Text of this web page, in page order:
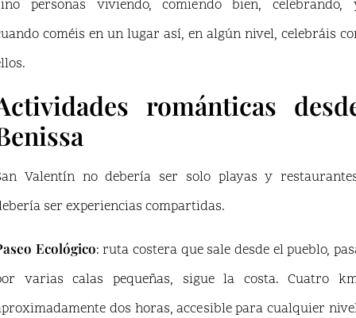
personas viviendo, comiendo bien, celebrando,
coméis en un lugar así, en algún nivel, celebráis
románticas
Valentín no debería ser solo playas y
ser experiencias compartidas.
Ecológico: ruta costera que sale desde el pueblo,
varias calas pequeñas, sigue la costa. Cuatro
dos horas, accesible para cualquier